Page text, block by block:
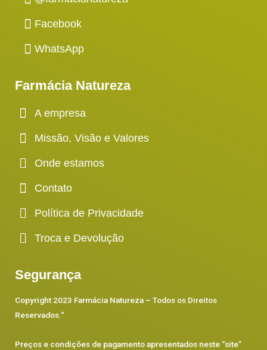
Facebook
WhatsApp
Farmácia Natureza
A empresa
Missão, Visão e Valores
Onde estamos
Contato
Política de Privacidade
Troca e Devolução
Segurança
Copyright 2023 Farmácia Natureza – Todos os Direitos
Reservados.“
Preços e condições de pagamento apresentados neste “site”